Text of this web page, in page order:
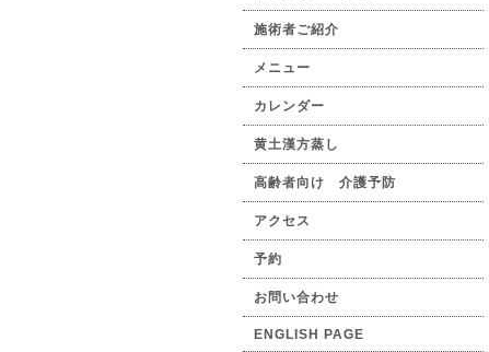
施術者ご紹介
メニュー
カレンダー
黄土漢方蒸し
高齢者向け 介護予防
アクセス
予約
お問い合わせ
ENGLISH PAGE